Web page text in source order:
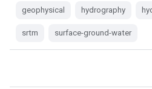
geophysical hydrography
srtm surface-ground-water